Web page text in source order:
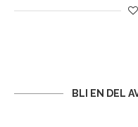
BLI EN DEL